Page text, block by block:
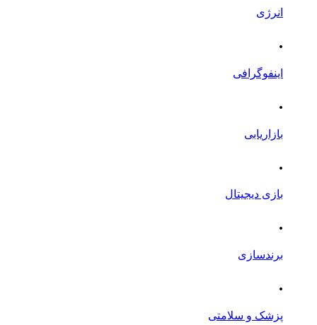
انرژی
.
اینفوگرافی
.
بازاریابی
.
بازی دیجیتال
.
برندسازی
.
پزشک و سلامتی